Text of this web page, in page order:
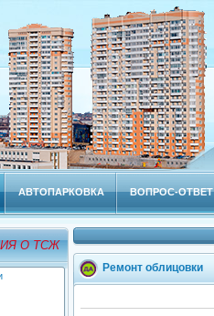
АВТОПАРКОВКА ВОПРОС-ОТВЕТ
О ТСЖ
Ремонт облицовки